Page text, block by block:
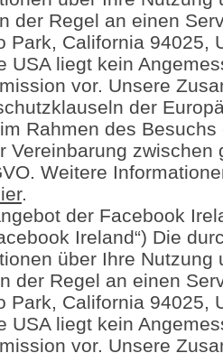
der Regel an einen
Park, California 94025,
USA liegt kein
vor. Unsere
der
Rahmen des
Vereinbarung
Weitere
.
der Facebook
Ireland“) Die
über Ihre Nutzung
der Regel an einen
Park, California 94025,
USA liegt kein
vor. Unsere